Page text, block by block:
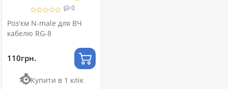
0
Роз'єм N-male для ВЧ
кабелю RG-8
110грн.
Купити в 1 клік